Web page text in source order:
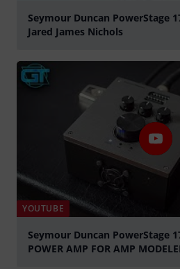
Seymour Duncan PowerStage
Jared James Nichols
YOUTUBE
Seymour Duncan PowerStage
POWER AMP FOR AMP